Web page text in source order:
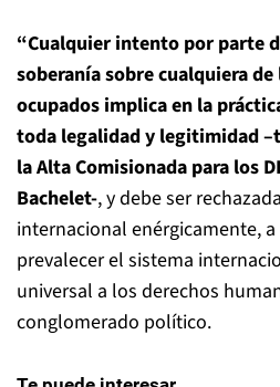
“Cualquier intento por parte
soberanía sobre cualquiera
ocupados implica en la
toda legalidad y legitimidad
la Alta Comisionada para los
Bachelet-, y debe ser
internacional enérgicamente,
prevalecer el sistema
universal a los derechos
conglomerado político.